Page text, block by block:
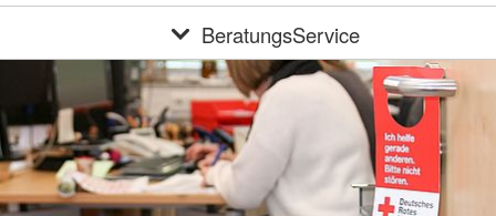
BeratungsService